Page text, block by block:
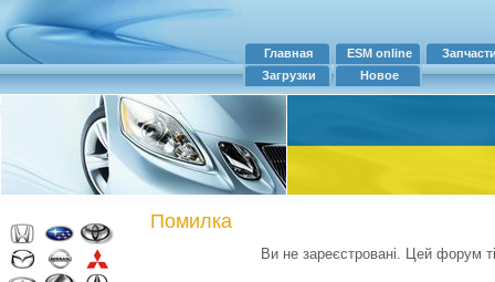
Главная ESM online
Загрузки
Новое
Помилка
Ви не зареєстровані. Цей форум